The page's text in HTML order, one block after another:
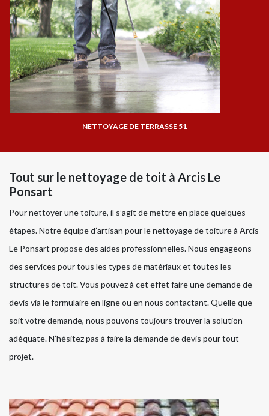
NETTOYAGE DE TERRASSE 51
Tout sur le nettoyage de toit à Arcis Le
Ponsart
Pour nettoyer une toiture, il s’agit de mettre en place quelques
étapes. Notre équipe d’artisan pour le nettoyage de toiture à Arcis
Le Ponsart propose des aides professionnelles. Nous engageons
des services pour tous les types de matériaux et toutes les
structures de toit. Vous pouvez à cet effet faire une demande de
devis via le formulaire en ligne ou en nous contactant. Quelle que
soit votre demande, nous pouvons toujours trouver la solution
adéquate. N’hésitez pas à faire la demande de devis pour tout
projet.